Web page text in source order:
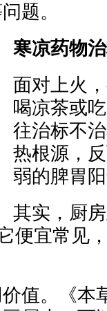
题。
寒凉药物
面对上火
喝凉茶或
往治标不
热根源，
弱的脾胃
其实，厨
便宜常见
值。《本